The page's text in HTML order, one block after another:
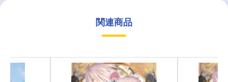
関連商品